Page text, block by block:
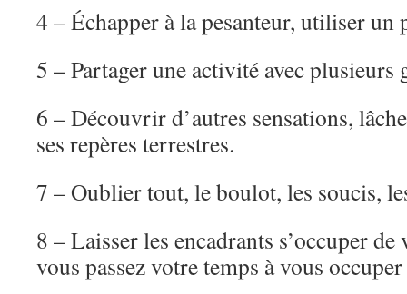
4 – Échapper à la pesanteur, utiliser un
5 – Partager une activité avec plusieurs
6 – Découvrir d’autres sensations,
ses repères terrestres.
7 – Oublier tout, le boulot, les soucis,
8 – Laisser les encadrants s’occuper
vous passez votre temps à vous